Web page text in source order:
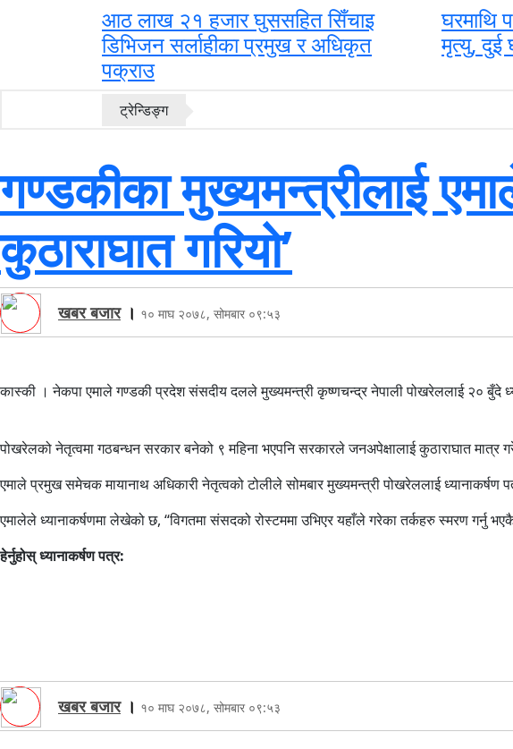
आठ लाख २१ हजार घुससहित सिँचाइ
डिभिजन सर्लाहीका प्रमुख र अधिकृत
पक्राउ
घरमाथि
मृत्यु, दुई
ट्रेन्डिङ्ग
गण्डकीका मुख्यमन्त्रीलाई
कुठाराघात गरियो’
खबर बजार। १० माघ २०७८, सोमबार ०९:५३
कास्की । नेकपा एमाले गण्डकी प्रदेश संसदीय दलले मुख्यमन्त्री कृष्णचन्द्र नेपाली पोखरेललाई २० बुँदे
पोखरेलको नेतृत्वमा गठबन्धन सरकार बनेको ९ महिना भएपनि सरकारले जनअपेक्षालाई कुठाराघात मात्र
एमाले प्रमुख समेचक मायानाथ अधिकारी नेतृत्वको टोलीले सोमबार मुख्यमन्त्री पोखरेललाई ध्यानाकर्षण
एमालेले ध्यानाकर्षणमा लेखेको छ, “विगतमा संसदको रोस्टममा उभिएर यहाँले गरेका तर्कहरु स्मरण गर्नु
हेर्नुहोस् ध्यानाकर्षण पत्र:
खबर बजार। १० माघ २०७८, सोमबार ०९:५३